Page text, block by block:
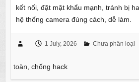
kết nối, đặt mật khẩu mạnh, tránh bị
hệ thống camera đúng cách, dễ làm.
1 July, 2026 Chưa phân loại
toàn, chống hack